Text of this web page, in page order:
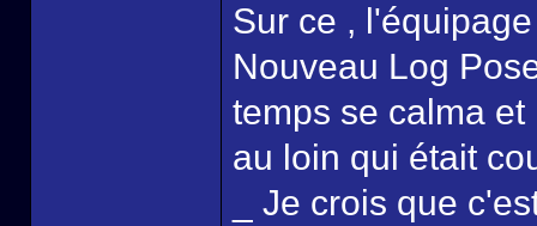
Sur ce ,
Nouveau Log
temps se calma
au loin qui était
_ Je crois que